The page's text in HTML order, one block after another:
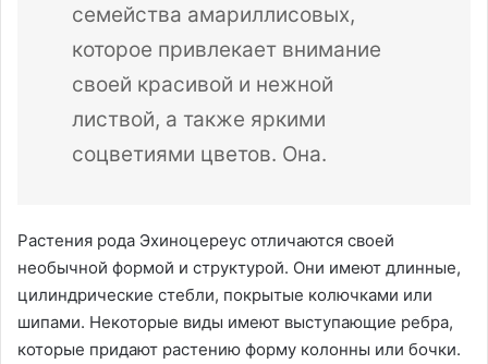
семейства амариллисовых,
которое привлекает внимание
своей красивой и нежной
листвой, а также яркими
соцветиями цветов. Она.
Растения рода Эхиноцереус отличаются своей
необычной формой и структурой. Они имеют длинные,
цилиндрические стебли, покрытые колючками или
шипами. Некоторые виды имеют выступающие ребра,
которые придают растению форму колонны или бочки.